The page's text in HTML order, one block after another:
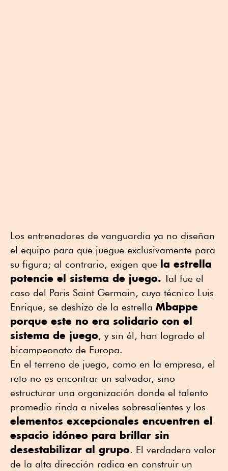
Los entrenadores de vanguardia ya no diseñan
el equipo para que juegue exclusivamente para
su figura; al contrario, exigen que la estrella
potencie el sistema de juego. Tal fue el
caso del Paris Saint Germain, cuyo técnico Luis
Enrique, se deshizo de la estrella Mbappe
porque este no era solidario con el
sistema de juego, y sin él, han logrado el
bicampeonato de Europa.
En el terreno de juego, como en la empresa, el
reto no es encontrar un salvador, sino
estructurar una organización donde el talento
promedio rinda a niveles sobresalientes y los
elementos excepcionales encuentren el
espacio idóneo para brillar sin
desestabilizar al grupo. El verdadero valor
de la alta dirección radica en construir un